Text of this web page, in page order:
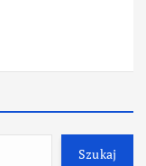
Szukaj